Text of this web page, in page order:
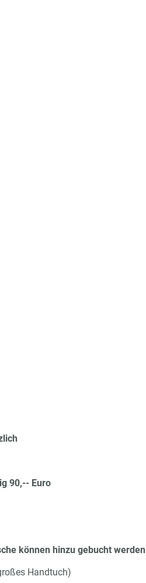
90,-- Euro
können hinzu gebucht
Handtuch)